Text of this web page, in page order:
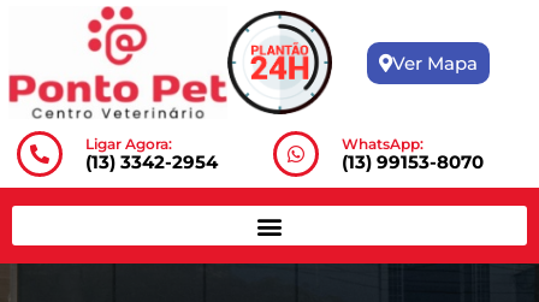
Ver Mapa
Ligar Agora:
(13) 3342-2954
WhatsApp:
(13) 99153-8070